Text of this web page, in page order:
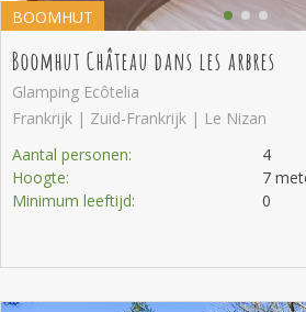
BOOMHUT
Boomhut Château dans les arbres
Glamping Ecôtelia
Frankrijk | Zuid-Frankrijk | Le Nizan
Aantal personen:
4
Hoogte:
7
Minimum leeftijd:
0